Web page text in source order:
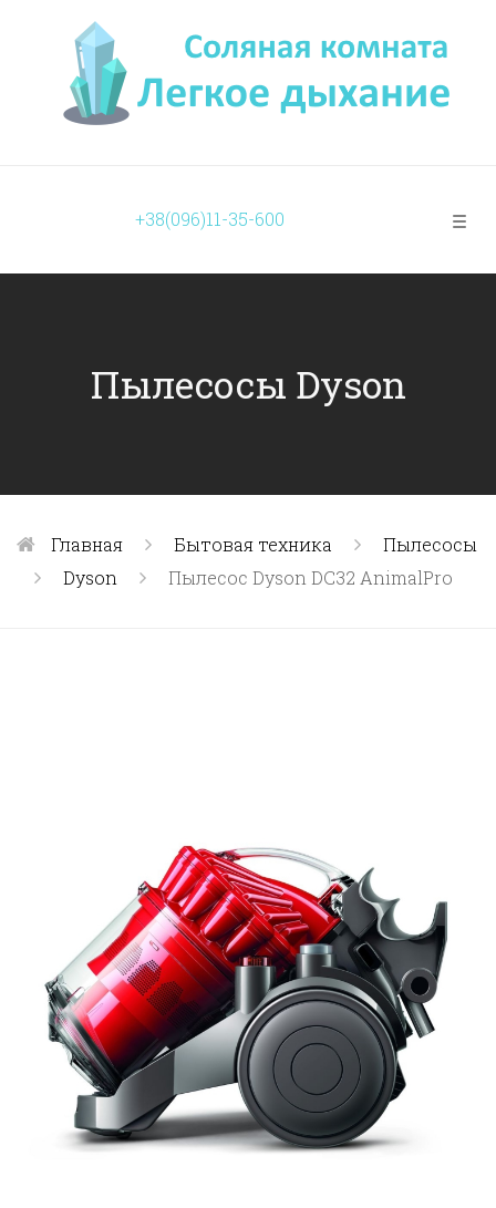
+38(096)11-35-600
Пылесосы Dyson
Главная Бытовая техника
Пылесосы
Dyson
Пылесос Dyson DC32 AnimalPro